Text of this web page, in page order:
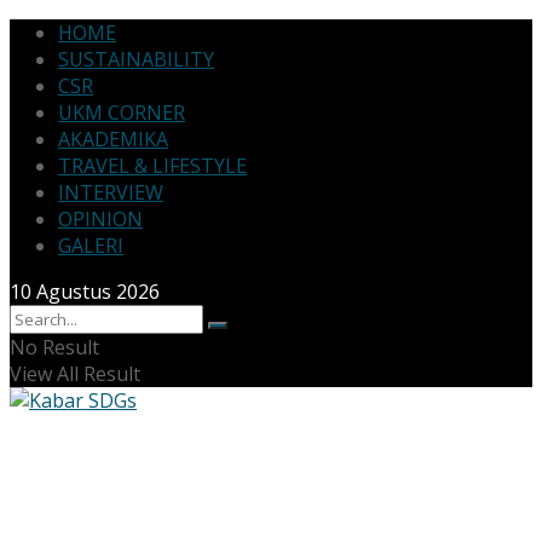
HOME
SUSTAINABILITY
CSR
UKM CORNER
AKADEMIKA
TRAVEL & LIFESTYLE
INTERVIEW
OPINION
GALERI
10 Agustus 2026
No Result
View All Result